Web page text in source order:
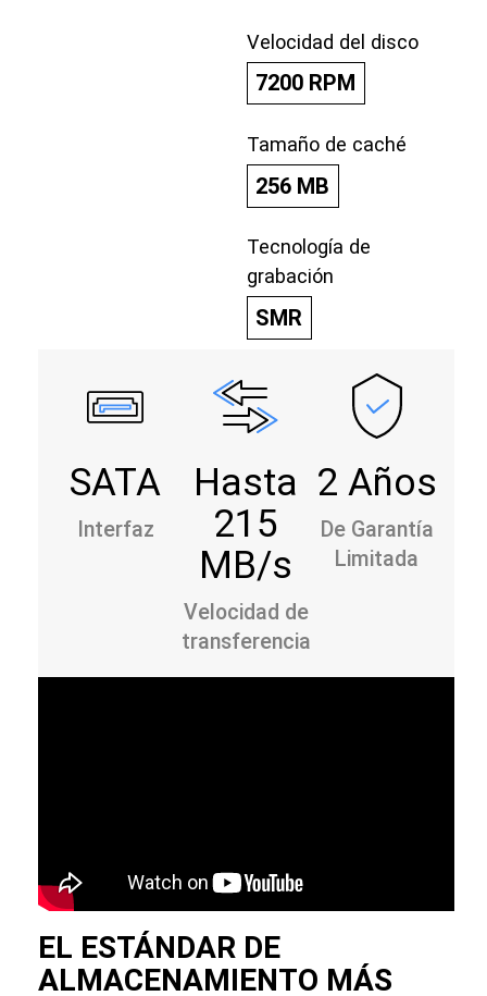
Velocidad del disco
7200 RPM
Tamaño de caché
256 MB
Tecnología de
grabación
SMR
SATA
Interfaz
Hasta
215
MB/s
Velocidad de
transferencia
2 Años
De Garantía
Limitada
EL ESTÁNDAR DE
ALMACENAMIENTO MÁS